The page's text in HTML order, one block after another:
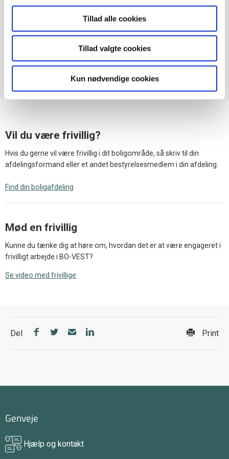
Tillad alle cookies
Tillad valgte cookies
Kun nødvendige cookies
Der er nogle regler, du skal være opmærksom på, i forhold til,
hvilke typer arbejde du må udføre, og hvor mange timer du må
bruge. Hvis du er i tvivl, kan du altid spørge din a-kasse eller
Vil du være frivillig?
Hvis du gerne vil være frivillig i dit boligområde, så skriv til din
afdelingsformand eller et andet bestyrelsesmedlem i din afdeling.
Find din boligafdeling
Mød en frivillig
Kunne du tænke dig at høre om, hvordan det er at være engageret i
frivilligt arbejde i BO-VEST?
Se video med frivillige
Del Print
Genveje
Hjælp og kontakt